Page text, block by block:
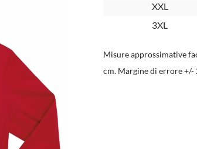
XXL
3XL
Misure approssimative
cm. Margine di errore +/-